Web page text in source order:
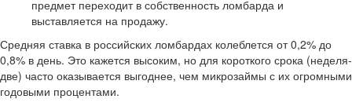
предмет переходит в собственность ломбарда и
выставляется на продажу.
Средняя ставка в российских ломбардах колеблется от 0,2% до
0,8% в день. Это кажется высоким, но для короткого срока (неделя-
две) часто оказывается выгоднее, чем микрозаймы с их огромными
годовыми процентами.